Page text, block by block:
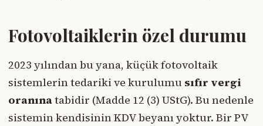
Fotovoltaiklerin özel durumu
2023 yılından bu yana, küçük fotovoltaik
sistemlerin tedariki ve kurulumu sıfır vergi
oranınatabidir (Madde 12 (3) UStG). Bu nedenle
sistemin kendisinin KDV beyanı yoktur. Bir PV